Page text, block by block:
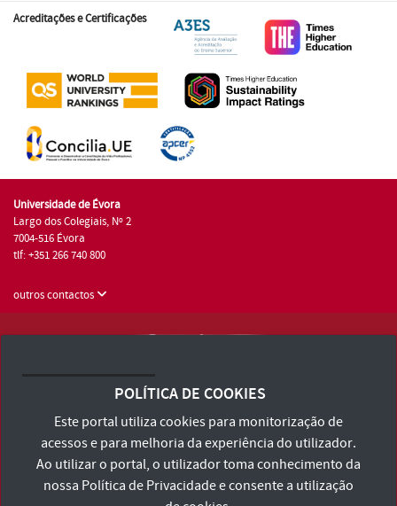
Acreditações e Certificações
Universidade de Évora
Largo dos Colegiais, Nº 2
7004-516 Évora
tlf: +351 266 740 800
outros contactos
Consulte os Termos e Condições e Política de Privacidade
Declaração de Acessibilidade
POLÍTICA DE COOKIES
Este portal utiliza cookies para monitorização de
acessos e para melhoria da experiência do utilizador.
Ao utilizar o portal, o utilizador toma conhecimento da
nossa Política de Privacidadee consente a utilização